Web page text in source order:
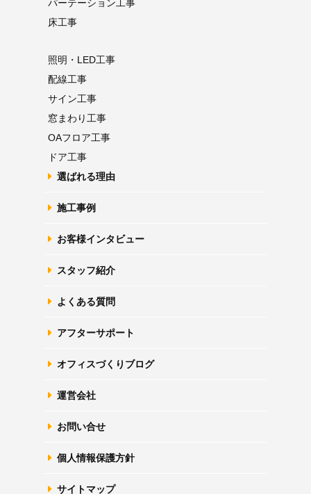
パーテーション工事
床工事
照明・LED工事
配線工事
サイン工事
窓まわり工事
OAフロア工事
ドア工事
選ばれる理由
施工事例
お客様インタビュー
スタッフ紹介
よくある質問
アフターサポート
オフィスづくりブログ
運営会社
お問い合せ
個人情報保護方針
サイトマップ